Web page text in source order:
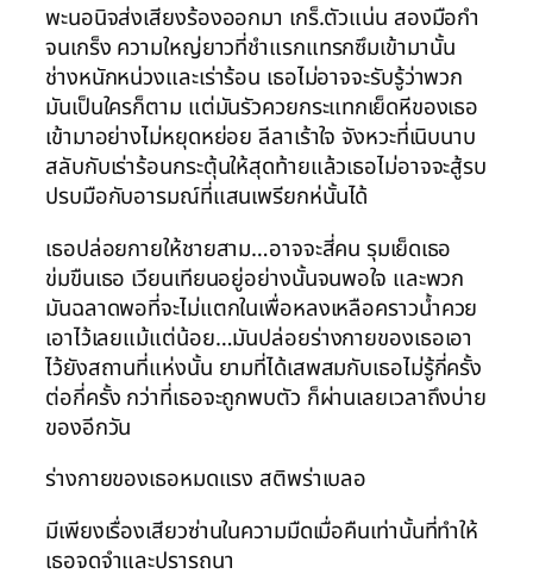
พะนอนิจส่งเสียงร้องออกมา เกร็.ตัวแน่น สองมือกำ
จนเกร็ง ความใหญ่ยาวที่ชำแรกแทรกซึมเข้ามานั้น
ช่างหนักหน่วงและเร่าร้อน เธอไม่อาจจะรับรู้ว่าพวก
มันเป็นใครก็ตาม แต่มันรัวควยกระแทกเย็ดหีของเธอ
เข้ามาอย่างไม่หยุดหย่อย ลีลาเร้าใจ จังหวะที่เนิบนาบ
สลับกับเร่าร้อนกระตุ้นให้สุดท้ายแล้วเธอไม่อาจจะสู้รบ
ปรบมือกับอารมณ์ที่แสนเพรียกห่นั้นได้
เธอปล่อยกายให้ชายสาม…อาจจะสี่คน รุมเย็ดเธอ
ข่มขืนเธอ เวียนเทียนอยู่อย่างนั้นจนพอใจ และพวก
มันฉลาดพอที่จะไม่แตกในเพื่อหลงเหลือคราวน้ำควย
เอาไว้เลยแม้แต่น้อย…มันปล่อยร่างกายของเธอเอา
ไว้ยังสถานที่แห่งนั้น ยามที่ได้เสพสมกับเธอไม่รู้กี่ครั้ง
ต่อกี่ครั้ง กว่าที่เธอจะถูกพบตัว ก็ผ่านเลยเวลาถึงบ่าย
ของอีกวัน
ร่างกายของเธอหมดแรง สติพร่าเบลอ
มีเพียงเรื่องเสียวซ่านในความมืดเมื่อคืนเท่านั้นที่ทำให้
เธอจดจำและปรารถนา